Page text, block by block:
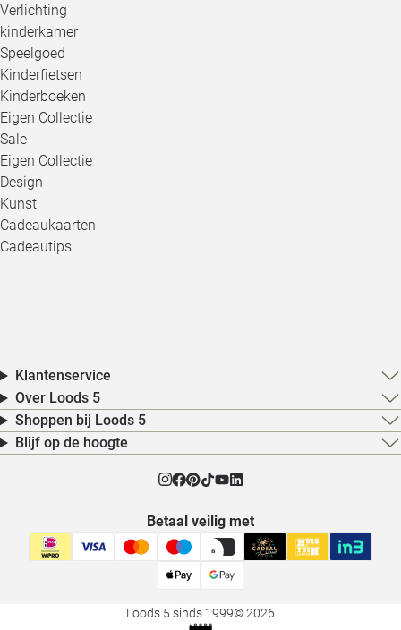
Verlichting
kinderkamer
Speelgoed
Kinderfietsen
Kinderboeken
Eigen Collectie
Sale
Eigen Collectie
Design
Kunst
Cadeaukaarten
Cadeautips
Klantenservice
Over Loods 5
Shoppen bij Loods 5
Blijf op de hoogte
Betaal veilig met
Loods 5 sinds 1999© 2026